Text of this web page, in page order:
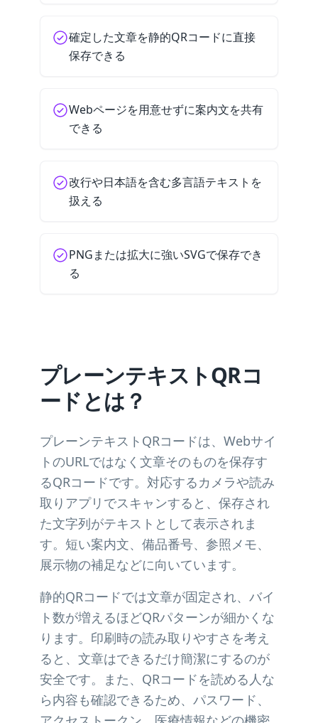
確定した文章を静的QRコードに直接
保存できる
Webページを用意せずに案内文を共有
できる
改行や日本語を含む多言語テキストを
扱える
PNGまたは拡大に強いSVGで保存でき
る
プレーンテキストQRコ
ードとは？
プレーンテキストQRコードは、Webサイ
トのURLではなく文章そのものを保存す
るQRコードです。対応するカメラや読み
取りアプリでスキャンすると、保存され
た文字列がテキストとして表示されま
す。短い案内文、備品番号、参照メモ、
展示物の補足などに向いています。
静的QRコードでは文章が固定され、バイ
ト数が増えるほどQRパターンが細かくな
ります。印刷時の読み取りやすさを考え
ると、文章はできるだけ簡潔にするのが
安全です。また、QRコードを読める人な
ら内容も確認できるため、パスワード、